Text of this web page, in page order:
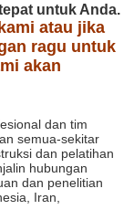
untuk Anda.
atau jika
ragu untuk
akan
dan tim
semua-sekitar
dan pelatihan
hubungan
dan penelitian
Iran,